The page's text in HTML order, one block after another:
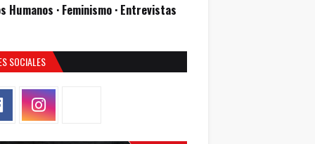
Humanos · Feminismo · Entrevistas
SOCIALES